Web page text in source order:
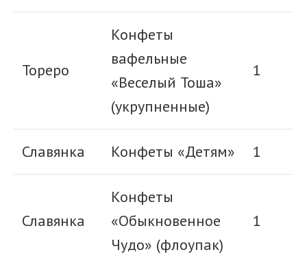
Тореро
Конфеты
вафельные
«Веселый Тоша»
(укрупненные)
1
Славянка Конфеты «Детям» 1
Славянка
Конфеты
«Обыкновенное
Чудо» (флоупак)
1